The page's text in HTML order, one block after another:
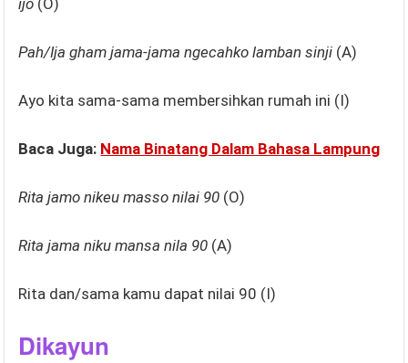
Pah/Ija gham jama-jama ngecahko lamban sinji (A)
Ayo kita sama-sama membersihkan rumah ini (I)
Baca Juga: Nama Binatang Dalam Bahasa Lampung
Rita jamo nikeu masso nilai 90 (O)
Rita jama niku mansa nila 90 (A)
Rita dan/sama kamu dapat nilai 90 (I)
Dikayun